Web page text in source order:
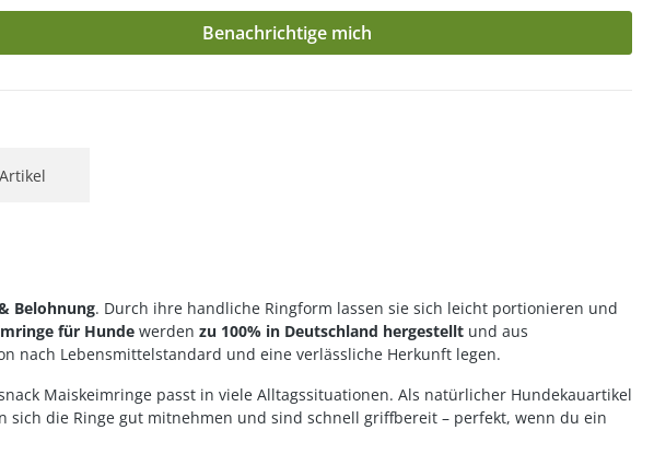
Benachrichtige mich
Belohnung. Durch ihre handliche Ringform lassen sie sich leicht portionieren und
für Hunde werden zu 100% in Deutschland hergestellt und aus
nach Lebensmittelstandard und eine verlässliche Herkunft legen.
Maiskeimringe passt in viele Alltagssituationen. Als natürlicher Hundekauartikel
die Ringe gut mitnehmen und sind schnell griffbereit – perfekt, wenn du ein